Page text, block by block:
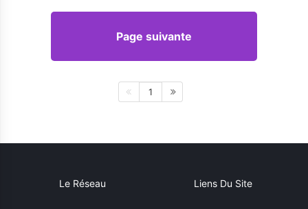
Page suivante
1
Le Réseau Liens Du Site